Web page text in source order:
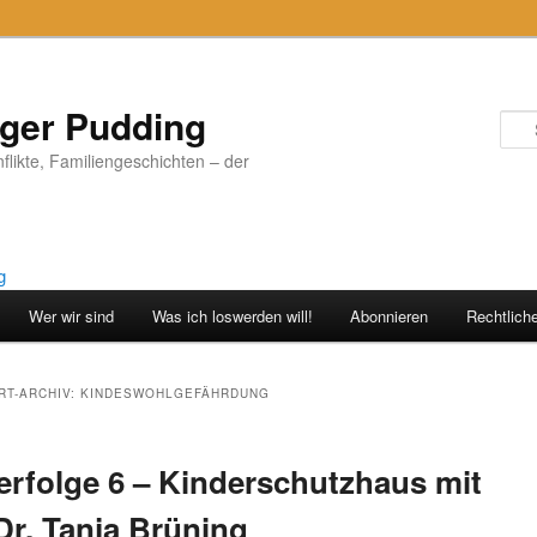
Pudding
Familiengeschichten – der
Wer wir sind Was ich loswerden will! Abonnieren
ARCHIV:KINDESWOHLGEFÄHRDUNG
6 – Kinderschutzhaus mit